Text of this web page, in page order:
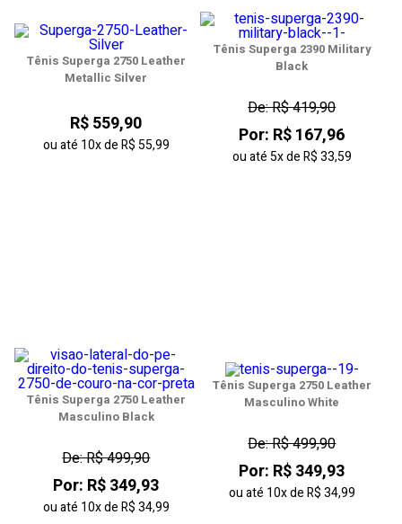
Tênis Superga 2750 Leather
Metallic Silver
R$ 559,90
ou até 10xdeR$ 55,99
Tênis Superga 2390 Military
Black
De: R$ 419,90
Por: R$ 167,96
ou até5xdeR$ 33,59
Tênis Superga 2750 Leather
Masculino Black
De: R$ 499,90
Por: R$ 349,93
ou até 10xdeR$ 34,99
Tênis Superga 2750 Leather
Masculino White
De: R$ 499,90
Por: R$ 349,93
ou até 10xdeR$ 34,99